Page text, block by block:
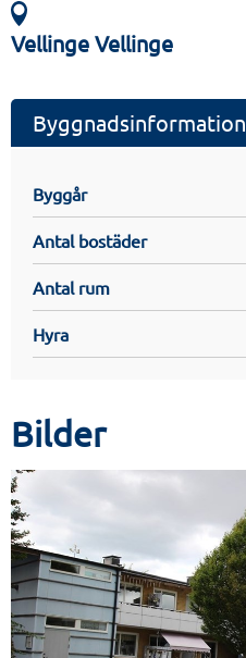
Vellinge Vellinge
Byggnadsinformation
Byggår
Antal bostäder
Antal rum
Hyra
Bilder